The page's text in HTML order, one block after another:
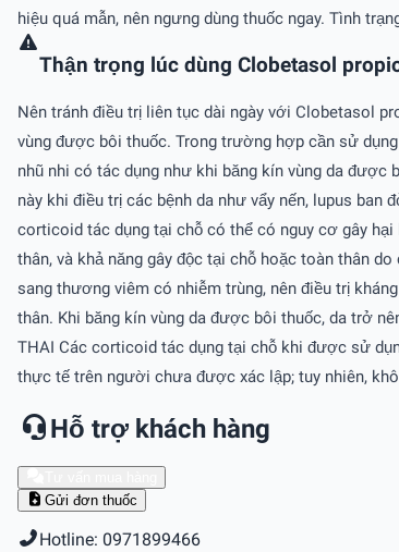
hiệu quá mẫn, nên ngưng dùng thuốc ngay. Tình
Thận trọng lúc dùng Clobetasol
Nên tránh điều trị liên tục dài ngày với Clobetasol
vùng được bôi thuốc. Trong trường hợp cần sử
nhũ nhi có tác dụng như khi băng kín vùng da
này khi điều trị các bệnh da như vẩy nến, lupus ban
corticoid tác dụng tại chỗ có thể có nguy cơ gây hại
thân, và khả năng gây độc tại chỗ hoặc toàn thân
sang thương viêm có nhiễm trùng, nên điều trị
thân. Khi băng kín vùng da được bôi thuốc, da trở
THAI Các corticoid tác dụng tại chỗ khi được sử
thực tế trên người chưa được xác lập; tuy nhiên,
Hỗ trợ khách hàng
Gửi đơn thuốc
Hotline: 0971899466